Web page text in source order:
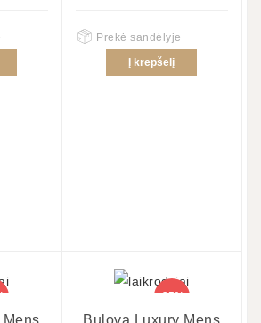
Prekė sandėlyje
Į krepšelį
-25%
Bulova Luxury Mens